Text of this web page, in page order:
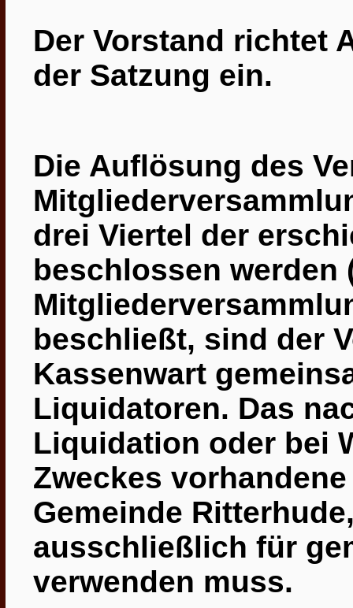
Der Vorstand richtet
der Satzung ein.
Die Auflösung des
drei Viertel der
beschlossen werden
beschließt, sind der
Kassenwart
Liquidatoren. Das
Liquidation oder bei
Zweckes
Gemeinde Ritterhude
ausschließlich für
verwenden muss.